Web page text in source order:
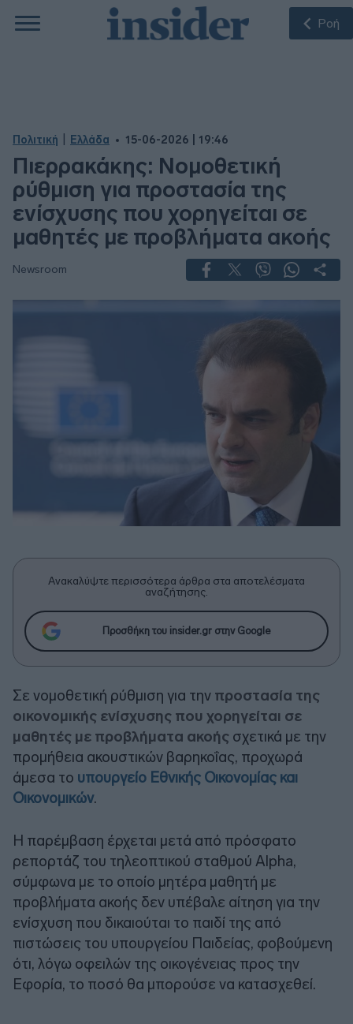
Ροή
Πολιτική Ελλάδα 15-06-2026 | 19:46
Πιερρακάκης: Νομοθετική
ρύθμιση για προστασία της
ενίσχυσης που χορηγείται σε
μαθητές με προβλήματα ακοής
Newsroom
Ανακαλύψτε περισσότερα άρθρα στα αποτελέσματα
αναζήτησης.
Προσθήκη του insider.gr στην Google
Σε νομοθετική ρύθμιση για την προστασία της
οικονομικής ενίσχυσης που χορηγείται σε
μαθητές με προβλήματα ακοής σχετικά με την
προμήθεια ακουστικών βαρηκοΐας, προχωρά
άμεσα το υπουργείο Εθνικής Οικονομίας και
Οικονομικών.
Η παρέμβαση έρχεται μετά από πρόσφατο
ρεπορτάζ του τηλεοπτικού σταθμού Alpha,
σύμφωνα με το οποίο μητέρα μαθητή με
προβλήματα ακοής δεν υπέβαλε αίτηση για την
ενίσχυση που δικαιούται το παιδί της από
πιστώσεις του υπουργείου Παιδείας, φοβούμενη
ότι, λόγω οφειλών της οικογένειας προς την
Εφορία, το ποσό θα μπορούσε να κατασχεθεί.